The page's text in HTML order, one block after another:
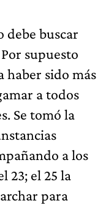
buscar
supuesto
haber sido más
a todos
Se tomó la
a los
23; el 25 la
para